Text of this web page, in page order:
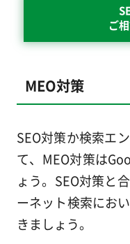
ご
MEO対策
SEO対策か検索エ
て、MEO対策は
ょう。SEO対策と
ーネット検索にお
きましょう。